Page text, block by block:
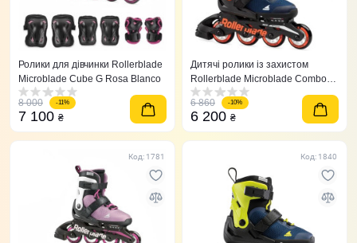
Ролики для дівчинки Rollerblade
Microblade Cube G Rosa Blanco
8 000 -11%
7 100 ₴
Дитячі ролики із захистом
Rollerblade Microblade Combo
Midnight Blue/Orange
6 860
-10%
6 200 ₴
Код: 1781 Код: 1840